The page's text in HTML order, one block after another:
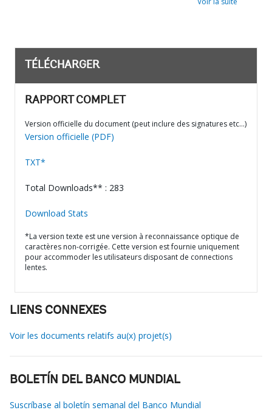
TÉLÉCHARGER
RAPPORT COMPLET
Version officielle du document (peut inclure des signatures etc…)
Version officielle (PDF)
TXT*
Total Downloads** : 283
Download Stats
*La version texte est une version à reconnaissance optique de
caractères non-corrigée. Cette version est fournie uniquement
pour accommoder les utilisateurs disposant de connections
lentes.
LIENS CONNEXES
Voir les documents relatifs au(x) projet(s)
BOLETÍN DEL BANCO MUNDIAL
Suscríbase al boletín semanal del Banco Mundial